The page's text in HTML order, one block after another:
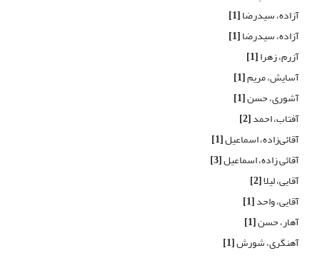
آزاده، سیدرضا[1]
آزاده، سیدرضا[1]
آزرم، زهرا[1]
آسایش، مریم[1]
آشوری، حسن[1]
آفتاب، احمد[2]
آقائی‌زاده، اسماعیل[1]
آقائی زاده، اسماعیل[3]
آقایی، لیلا[2]
آقایی، واحد[1]
آهار، حسن[1]
آهنگری، شورش[1]